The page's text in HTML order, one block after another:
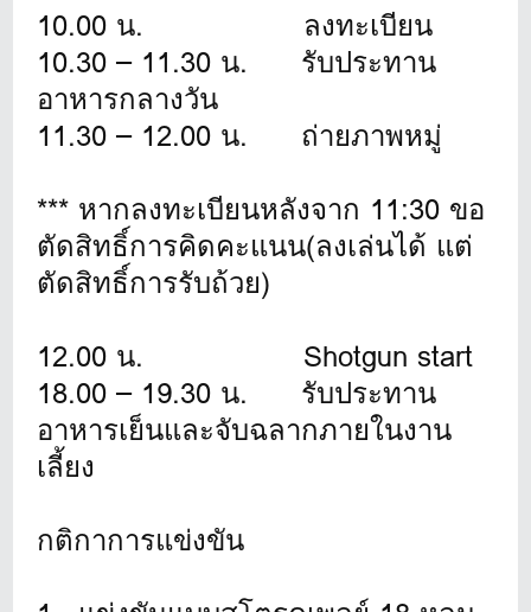
10.00 น. ลงทะเบียน
10.30 – 11.30 น. รับประทาน
อาหารกลางวัน
11.30 – 12.00 น. ถ่ายภาพหมู่
*** หากลงทะเบียนหลังจาก 11:30 ขอ
ตัดสิทธิ์การคิดคะแนน(ลงเล่นได้ แต่
ตัดสิทธิ์การรับถ้วย)
12.00 น. Shotgun start
18.00 – 19.30 น. รับประทาน
อาหารเย็นและจับฉลากภายในงาน
เลี้ยง
กติกาการแข่งขัน